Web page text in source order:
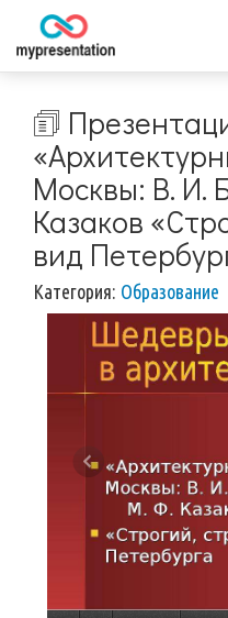
🗊
Москвы: В. И.
Казаков
вид
Категория: Образование